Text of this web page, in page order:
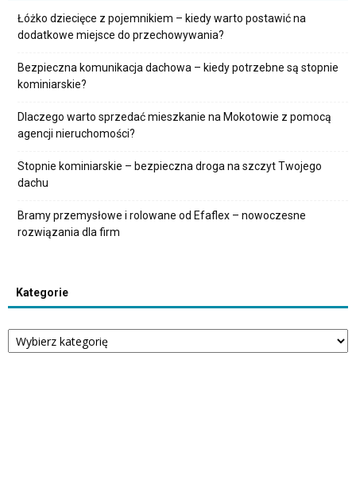
Łóżko dziecięce z pojemnikiem – kiedy warto postawić na
dodatkowe miejsce do przechowywania?
Bezpieczna komunikacja dachowa – kiedy potrzebne są stopnie
kominiarskie?
Dlaczego warto sprzedać mieszkanie na Mokotowie z pomocą
agencji nieruchomości?
Stopnie kominiarskie – bezpieczna droga na szczyt Twojego
dachu
Bramy przemysłowe i rolowane od Efaflex – nowoczesne
rozwiązania dla firm
Kategorie
Kategorie